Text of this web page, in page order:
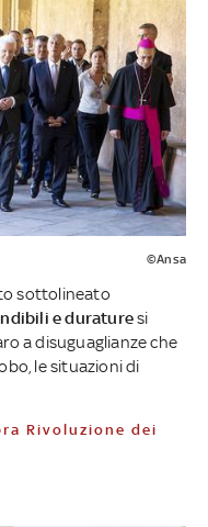
©Ansa
sottolineato
e duraturesi
a disuguaglianze che
le situazioni di